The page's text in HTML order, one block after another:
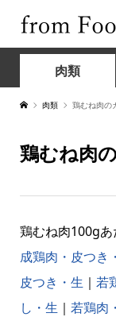
肉類
肉類 鶏むね肉の
鶏むね肉
鶏むね肉100gあ
成鶏肉・皮つき
皮つき・生 ｜ 若
し・生 ｜ 若鶏肉